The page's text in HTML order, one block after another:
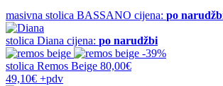
masivna stolica BASSANO cijena: po
stolica Diana cijena: po narudžbi
-39%
stolica Remos Beige 80,00€
49,10€ +pdv